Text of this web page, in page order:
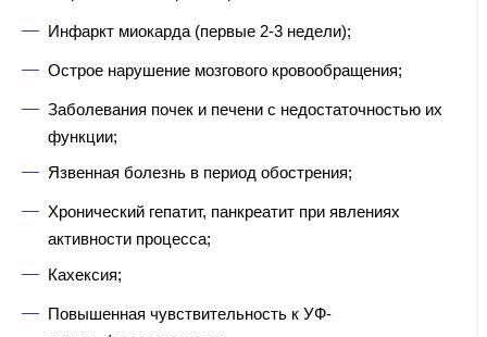
Инфаркт миокарда (первые 2-3 недели);
Острое нарушение мозгового кровообращения;
Заболевания почек и печени с недостаточностью их
функции;
Язвенная болезнь в период обострения;
Хронический гепатит, панкреатит при явлениях
активности процесса;
Кахексия;
Повышенная чувствительность к УФ-